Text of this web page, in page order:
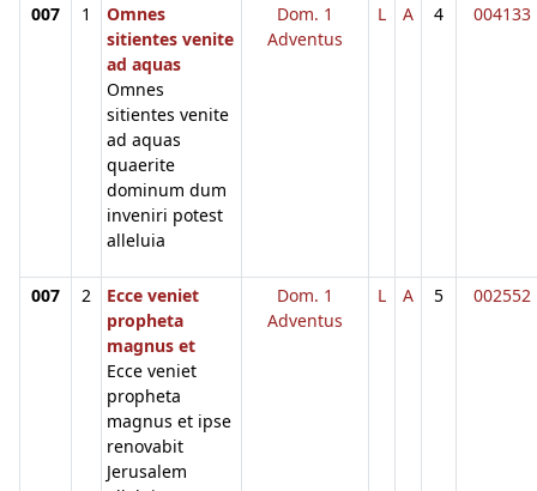
007 1
Omnes
sitientes venite
ad aquas
Omnes
sitientes venite
ad aquas
quaerite
dominum dum
inveniri potest
alleluia
Dom. 1
Adventus
L A 4 004133
007 2
Ecce veniet
propheta
magnus et
Ecce veniet
propheta
magnus et ipse
renovabit
Jerusalem
Dom. 1
Adventus
L A 5 002552